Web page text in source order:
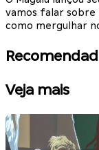
vamos falar sobre
como mergulhar
Veja mais